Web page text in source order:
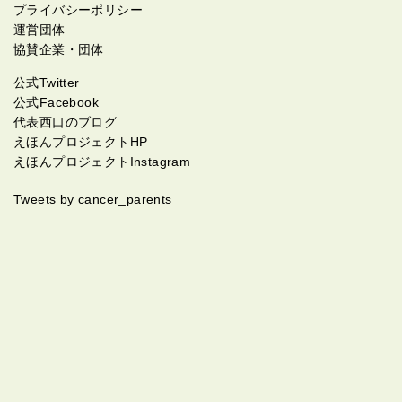
プライバシーポリシー
運営団体
協賛企業・団体
公式Twitter
公式Facebook
代表西口のブログ
えほんプロジェクトHP
えほんプロジェクトInstagram
Tweets by cancer_parents